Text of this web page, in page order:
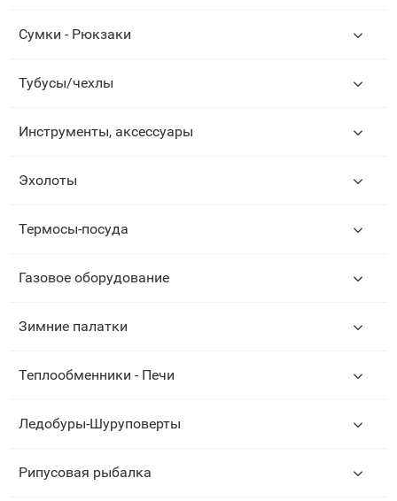
Сумки - Рюкзаки
Тубусы/чехлы
Инструменты, аксессуары
Эхолоты
Термосы-посуда
Газовое оборудование
Зимние палатки
Теплообменники - Печи
Ледобуры-Шуруповерты
Рипусовая рыбалка